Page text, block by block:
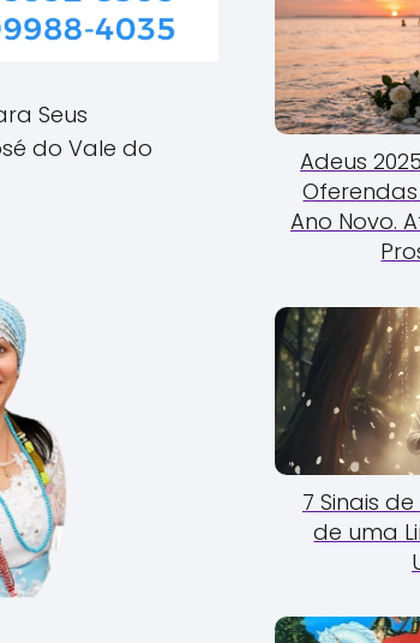
Seus
do Vale do
Adeus
Ano Novo.
7 Sinais
de uma